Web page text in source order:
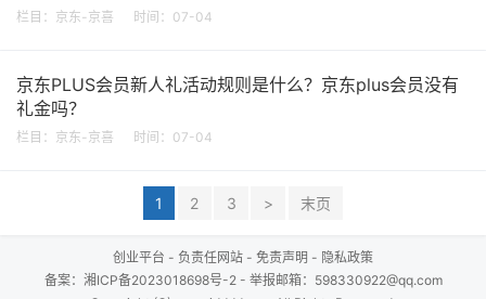
栏目： 京东-京喜 时间：07-04
京东PLUS会员新人礼活动规则是什么？京东plus会员没有
礼金吗？
栏目： 京东-京喜 时间：07-04
1 2 3 > 末页
创业平台 - 负责任网站 - 免责声明 - 隐私政策
备案： 湘ICP备2023018698号-2- 举报邮箱：598330922@qq.com